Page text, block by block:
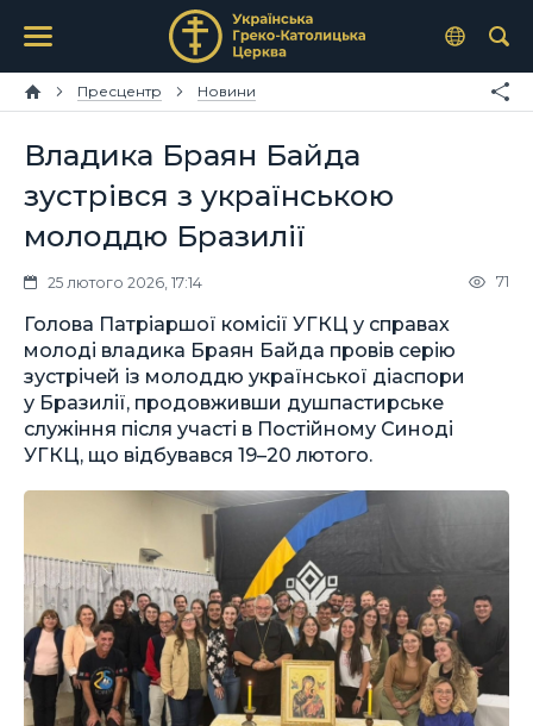
Пресцентр Новини
Владика Браян Байда
зустрівся з українською
молоддю Бразилії
25 лютого 2026, 17:14 71
Голова Патріаршої комісії УГКЦ у справах
молоді владика Браян Байда провів серію
зустрічей із молоддю української діаспори
у Бразилії, продовживши душпастирське
служіння після участі в Постійному Синоді
УГКЦ, що відбувався 19–20 лютого.